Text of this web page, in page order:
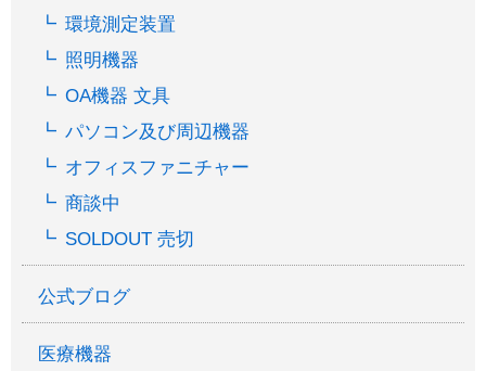
環境測定装置
照明機器
OA機器 文具
パソコン及び周辺機器
オフィスファニチャー
商談中
SOLDOUT 売切
公式ブログ
医療機器